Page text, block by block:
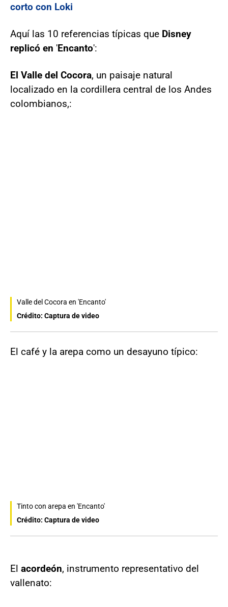
corto con Loki
Aquí las 10 referencias típicas que Disney
replicó en 'Encanto':
El Valle del Cocora, un paisaje natural
localizado en la cordillera central de los Andes
colombianos,:
Valle del Cocora en 'Encanto'
Crédito: Captura de video
El café y la arepa como un desayuno típico:
Tinto con arepa en 'Encanto'
Crédito: Captura de video
El acordeón, instrumento representativo del
vallenato: